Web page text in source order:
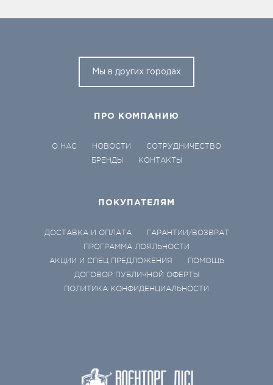
Мы в других городах
ПРО КОМПАНИЮ
О НАС НОВОСТИ
СОТРУДНИЧЕСТВО
БРЕНДЫ
КОНТАКТЫ
ПОКУПАТЕЛЯМ
ДОСТАВКА И ОПЛАТА
ГАРАНТИИ/ВОЗВРАТ
ПРОГРАММА ЛОЯЛЬНОСТИ
АКЦИИ И СПЕЦ ПРЕДЛОЖЕНИЯ
ПОМОЩЬ
ДОГОВОР ПУБЛИЧНОЙ ОФЕРТЫ
ПОЛИТИКА КОНФИДЕНЦИАЛЬНОСТИ